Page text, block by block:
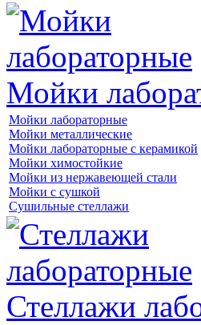
Мойки
Мойки лабораторные
Мойки металлические
Мойки лабораторные с керамикой
Мойки химостойкие
Мойки из нержавеющей стали
Мойки с сушкой
Сушильные стеллажи
Стеллажи